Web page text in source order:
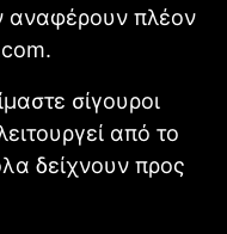
αναφέρουν πλέον
σίγουροι
από το
δείχνουν προς